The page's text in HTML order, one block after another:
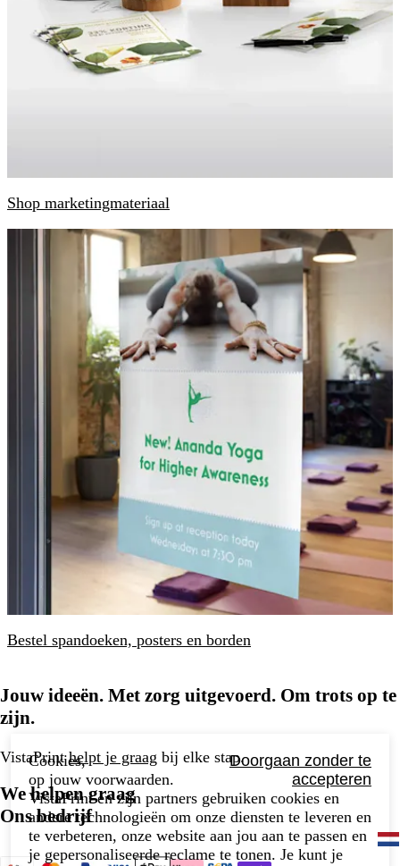
Shop marketingmateriaal
Bestel spandoeken, posters en borden
Jouw ideeën. Met zorg uitgevoerd. Om trots op te
zijn.
VistaPrinthelpt je graag bij elke stap.
We helpen graag
Ons bedrijf
Cookies,
op jouw voorwaarden.
Doorgaan zonder te
accepteren
VistaPrint en zijn partners gebruiken cookies en
andere technologieën om onze diensten te leveren en
te verbeteren, onze website aan jou aan te passen en
je gepersonaliseerde reclame te tonen. Je kunt je